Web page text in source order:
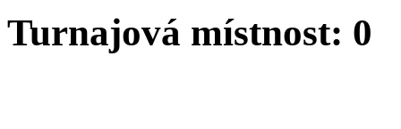
Turnajová místnost: 0